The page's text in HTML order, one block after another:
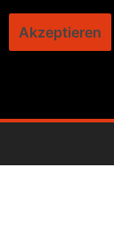
Akzeptieren